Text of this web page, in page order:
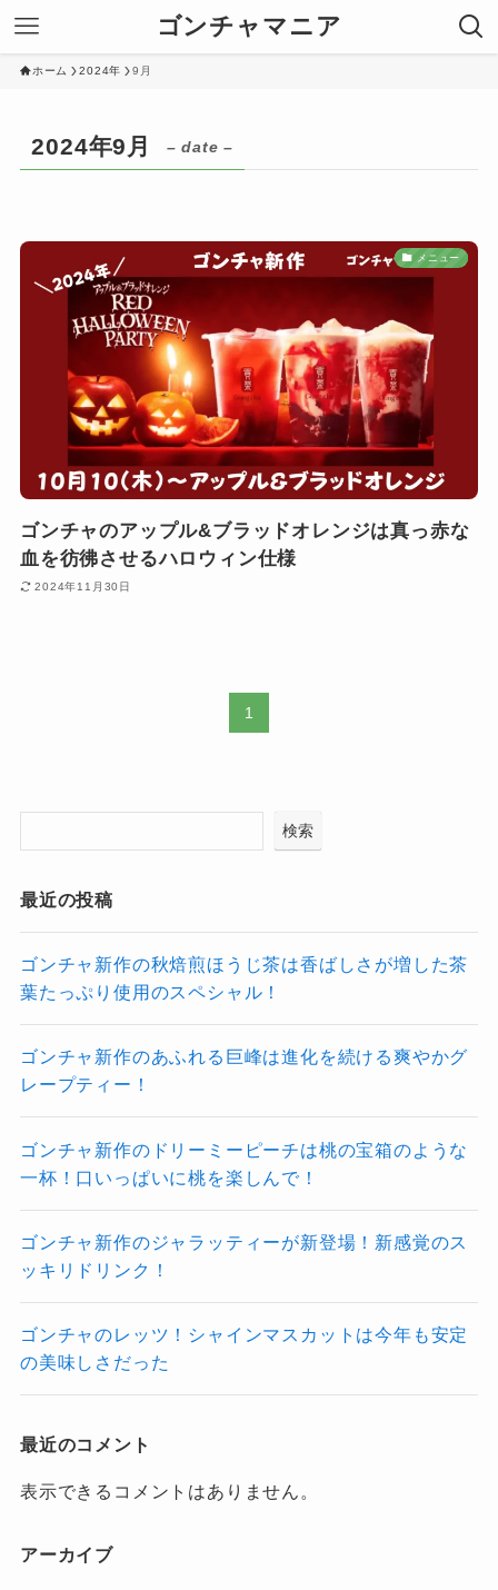
ゴンチャマニア
ホーム 2024年 9月
2024年9月 – date –
メニュー
ゴンチャのアップル&ブラッドオレンジは真っ赤な
血を彷彿させるハロウィン仕様
2024年11月30日
1
検索
最近の投稿
ゴンチャ新作の秋焙煎ほうじ茶は香ばしさが増した茶
葉たっぷり使用のスペシャル！
ゴンチャ新作のあふれる巨峰は進化を続ける爽やかグ
レープティー！
ゴンチャ新作のドリーミーピーチは桃の宝箱のような
一杯！口いっぱいに桃を楽しんで！
ゴンチャ新作のジャラッティーが新登場！新感覚のス
ッキリドリンク！
ゴンチャのレッツ！シャインマスカットは今年も安定
の美味しさだった
最近のコメント
表示できるコメントはありません。
アーカイブ